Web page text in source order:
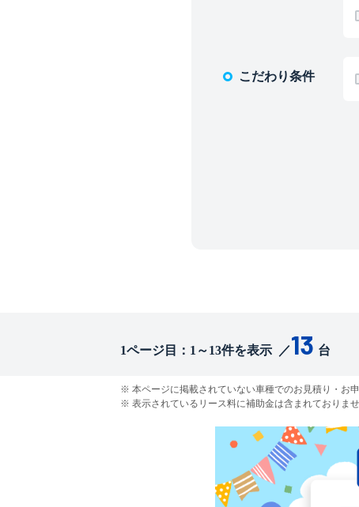
こだわり条件
1ページ目： 1 ～13件を表示 ／13 台
本ページに掲載されていない車種でのお見積り・お
表示されているリース料に補助金は含まれておりませ